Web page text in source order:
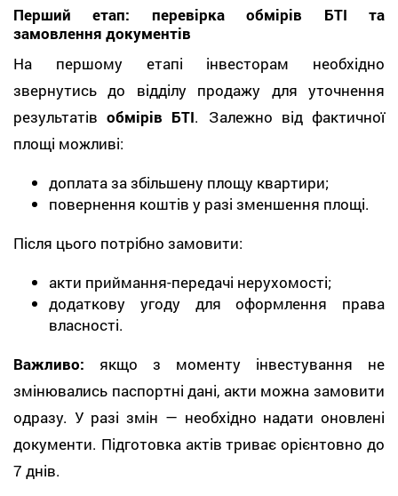
Перший етап: перевірка обмірів БТІ та
замовлення документів
На першому етапі інвесторам необхідно
звернутись до відділу продажу для уточнення
результатівобмірів БТІ. Залежно від фактичної
площі можливі:
доплата за збільшену площу квартири;
повернення коштів у разі зменшення площі.
Після цього потрібно замовити:
акти приймання-передачі нерухомості;
додаткову угоду для оформлення права
власності.
Важливо: якщо з моменту інвестування не
змінювались паспортні дані, акти можна замовити
одразу. У разі змін — необхідно надати оновлені
документи. Підготовка актів триває орієнтовно до
7 днів.